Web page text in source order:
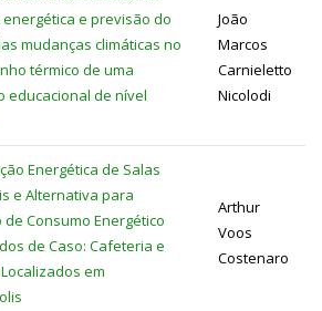
e previsão do
mudanças climáticas no
térmico de uma
educacional de nível
João
Marcos
Carnieletto
Nicolodi
Energética de Salas
e Alternativa para
Consumo Energético
de Caso: Cafeteria e
em
Arthur
Voos
Costenaro